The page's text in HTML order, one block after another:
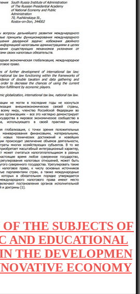
THE SUBJECTS OF
AND EDUCATIONAL
THE DEVELOPMEN
ECONOMY